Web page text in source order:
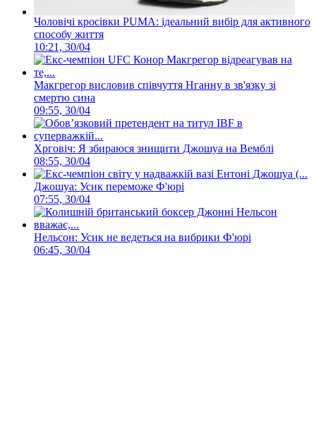
Чоловічі кросівки PUMA: ідеальний вибір для активного
способу життя
10:21, 30/04
Макгрегор висловив співчуття Нганну в зв'язку зі
смертю сина
09:55, 30/04
Хрговіч: Я збираюся знищити Джошуа на Вемблі
08:55, 30/04
Джошуа: Усик переможе Ф'юрі
07:55, 30/04
Нельсон: Усик не ведеться на вибрики Ф'юрі
06:45, 30/04